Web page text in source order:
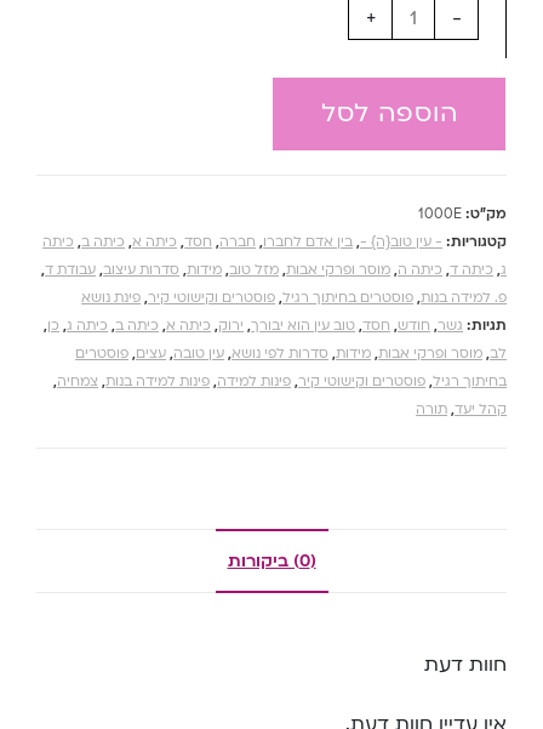
-
+
הוספה לסל
מק"ט: 1000E
קטגוריות: - עין טוב{ה} -, בין אדם לחברו, חברה, חסד, כיתה א, כיתה ב, כיתה
ג, כיתה ד, כיתה ה, מוסר ופרקי אבות, מזל טוב, מידות, סדרות עיצוב, עבודת ד,
פ. למידה בנות, פוסטרים בחיתוך רגיל, פוסטרים וקישוטי קיר, פינת נושא
תגיות: גשר, חודש, חסד, טוב עין הוא יבורך, ירוק, כיתה א, כיתה ב, כיתה ג, כן,
לב, מוסר ופרקי אבות, מידות, סדרות לפי נושא, עין טובה, עצים, פוסטרים
בחיתוך רגיל, פוסטרים וקישוטי קיר, פינות למידה, פינות למידה בנות, צמחיה,
קהל יעד, תורה
(0) ביקורות
חוות דעת